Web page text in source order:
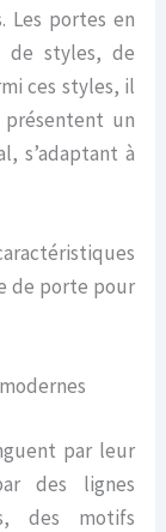
Les portes en
de styles, de
ces styles, il
un
s’adaptant à
de porte pour
par leur
des lignes
des motifs